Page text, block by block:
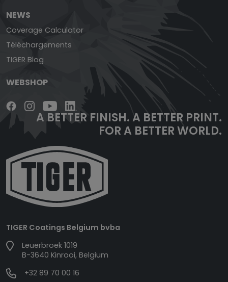
NEWS
Coverage Calculator
Téléchargements
TIGER Blog
WEBSHOP
A BETTER FINISH.A BETTER PRINT.
FOR A BETTER WORLD.
TIGER Coatings Belgium bvba
Leuerbroek 1019
B-3640 Kinrooi, Belgium
+32 89 70 00 16